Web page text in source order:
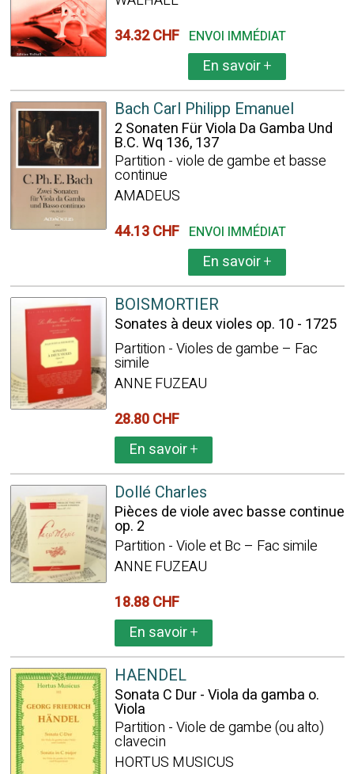
34.32 CHF ENVOI IMMÉDIAT
En savoir+
Bach Carl Philipp Emanuel
2 Sonaten Für Viola Da Gamba Und
B.C. Wq 136, 137
Partition - viole de gambe et basse
continue
AMADEUS
44.13 CHF ENVOI IMMÉDIAT
En savoir+
BOISMORTIER
Sonates à deux violes op. 10 - 1725
Partition - Violes de gambe – Fac
simile
ANNE FUZEAU
28.80 CHF
En savoir+
Dollé Charles
Pièces de viole avec basse continue
op. 2
Partition - Viole et Bc – Fac simile
ANNE FUZEAU
18.88 CHF
En savoir+
HAENDEL
Sonata C Dur - Viola da gamba o.
Viola
Partition - Viole de gambe (ou alto)
clavecin
HORTUS MUSICUS